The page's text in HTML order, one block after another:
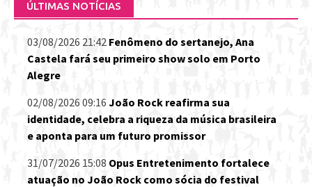
ÚLTIMAS NOTÍCIAS
03/08/2026 21:42 Fenômeno do sertanejo, Ana
Castela fará seu primeiro show solo em Porto
Alegre
02/08/2026 09:16 João Rock reafirma sua
identidade, celebra a riqueza da música brasileira
e aponta para um futuro promissor
31/07/2026 15:08 Opus Entretenimento fortalece
atuação no João Rock como sócia do festival